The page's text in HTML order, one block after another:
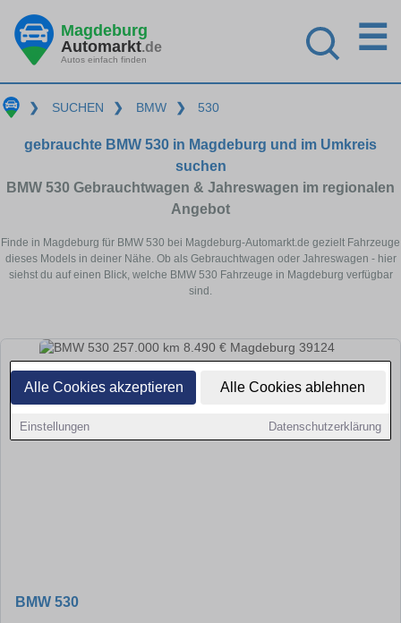
Alle Cookies akzeptieren Alle Cookies ablehnen
Einstellungen Datenschutzerklärung
Magdeburg
Automarkt.de
Autos einfach finden
☰
❯ SUCHEN ❯ BMW ❯ 530
gebrauchte BMW 530 in Magdeburg und im Umkreis
suchen
BMW 530 Gebrauchtwagen & Jahreswagen im regionalen
Angebot
Finde in Magdeburg für BMW 530 bei Magdeburg-Automarkt.de gezielt Fahrzeuge
dieses Models in deiner Nähe. Ob als Gebrauchtwagen oder Jahreswagen - hier
siehst du auf einen Blick, welche BMW 530 Fahrzeuge in Magdeburg verfügbar
sind.
BMW 530